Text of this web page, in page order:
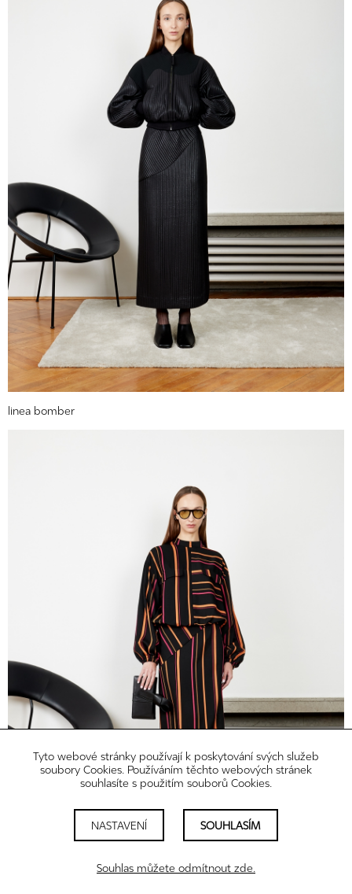
linea bomber
Tyto webové stránky používají k poskytování svých služeb
soubory Cookies. Používáním těchto webových stránek
souhlasíte s použitím souborů Cookies.
NASTAVENÍ SOUHLASÍM
Souhlas můžete odmítnout zde.